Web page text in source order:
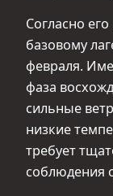
Согласно
базовому
февраля.
фаза
сильные
низкие
требует
соблюдения